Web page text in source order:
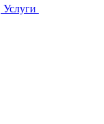
Услуги